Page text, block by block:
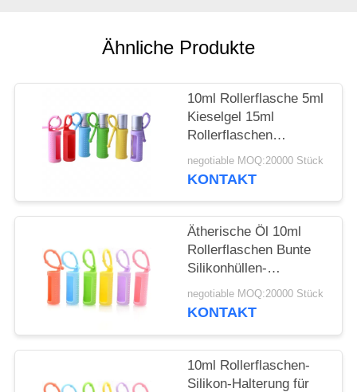
ANGEBOT
ANFORDERN
POLICY
Ähnliche Produkte
10ml Rollerflasche 5ml
Kieselgel 15ml
Rollerflaschen
Tragbare, am Kabel
befestigte,
Schützende
Silikonhülle für Flasche
negotiable MOQ:20000 Stück
KONTAKT
Ätherische Öl 10ml
Rollerflaschen Bunte
Silikonhüllen-
Schutzhülle
Nachfüllbare
negotiable MOQ:20000 Stück
KONTAKT
10ml Rollerflaschen-
Silikon-Halterung für